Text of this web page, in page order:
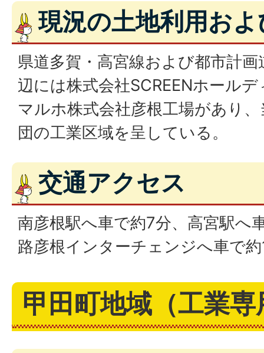
現況の土地利用お
県道多賀・高宮線および都市計
辺には株式会社SCREENホール
マルホ株式会社彦根工場があり
団の工業区域を呈している。
交通アクセス
南彦根駅へ車で約7分、高宮駅へ
路彦根インターチェンジへ車で
甲田町地域（工業